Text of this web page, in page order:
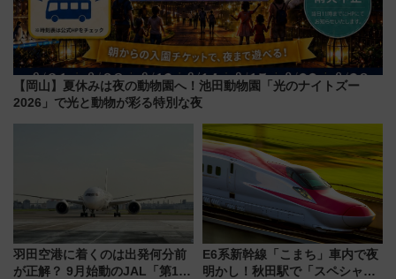
【岡山】夏休みは夜の動物園へ！池田動物園「光のナイトズー
2026」で光と動物が彩る特別な夜
羽田空港に着くのは出発何分前
が正解？ 9月始動のJAL「第1タ
E6系新幹線「こまち」車内で夜
明かし！秋田駅で「スペシャル